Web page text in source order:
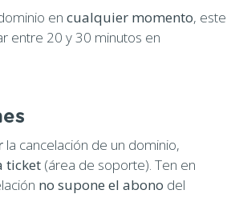
en cualquier momento, este
entre 20 y 30 minutos en
la cancelación de un dominio,
ticket (área de soporte). Ten en
no supone el abono del